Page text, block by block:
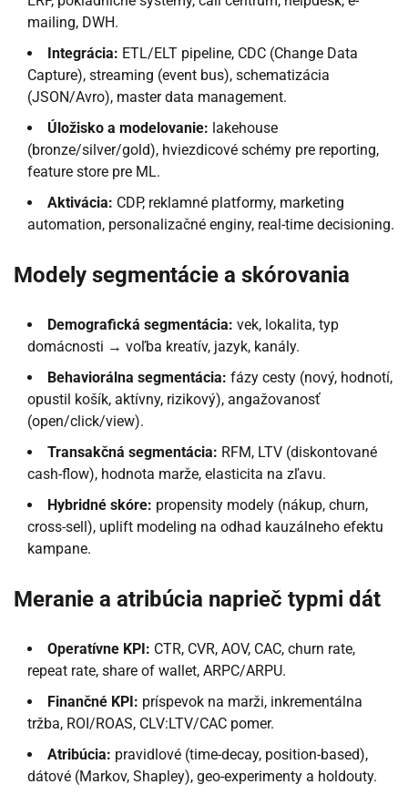
mailing, DWH.
Integrácia: ETL/ELT pipeline, CDC (Change Data
Capture), streaming (event bus), schematizácia
(JSON/Avro), master data management.
Úložisko a modelovanie: lakehouse
(bronze/silver/gold), hviezdicové schémy pre reporting,
feature store pre ML.
Aktivácia: CDP, reklamné platformy, marketing
automation, personalizačné enginy, real-time decisioning.
Modely segmentácie a skórovania
Demografická segmentácia: vek, lokalita, typ
domácnosti → voľba kreatív, jazyk, kanály.
Behaviorálna segmentácia: fázy cesty (nový, hodnotí,
opustil košík, aktívny, rizikový), angažovanosť
(open/click/view).
Transakčná segmentácia: RFM, LTV (diskontované
cash-flow), hodnota marže, elasticita na zľavu.
Hybridné skóre: propensity modely (nákup, churn,
cross-sell), uplift modeling na odhad kauzálneho efektu
kampane.
Meranie a atribúcia naprieč typmi dát
Operatívne KPI: CTR, CVR, AOV, CAC, churn rate,
repeat rate, share of wallet, ARPC/ARPU.
Finančné KPI: príspevok na marži, inkrementálna
tržba, ROI/ROAS, CLV:LTV/CAC pomer.
Atribúcia: pravidlové (time-decay, position-based),
dátové (Markov, Shapley), geo-experimenty a holdouty.